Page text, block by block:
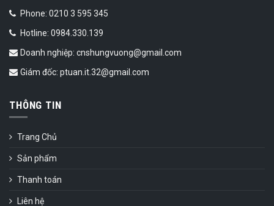
Phone: 0210 3 595 345
Hotline: 0984.330.139
Doanh nghiệp: cnshungvuong@gmail.com
Giám đốc: ptuan.it.32@gmail.com
THÔNG TIN
Trang Chủ
Sản phẩm
Thanh toán
Liên hệ